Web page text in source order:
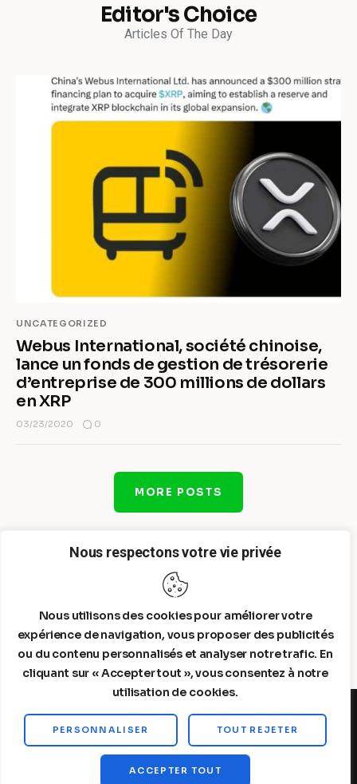
Nous respectons votre vie privée
Nous utilisons des cookies pour améliorer votre
expérience de navigation, vous proposer des publicités
ou du contenu personnalisés et analyser notre trafic. En
cliquant sur « Accepter tout », vous consentez à notre
utilisation de cookies.
PERSONNALISER TOUT REJETER
ACCEPTER TOUT
Editor's Choice
Articles Of The Day
UNCATEGORIZED
Webus International, société chinoise,
lance un fonds de gestion de trésorerie
d’entreprise de 300 millions de dollars
en XRP
03/23/2020 0
MORE POSTS
Steelldy© 2026. All Rights Reserved.